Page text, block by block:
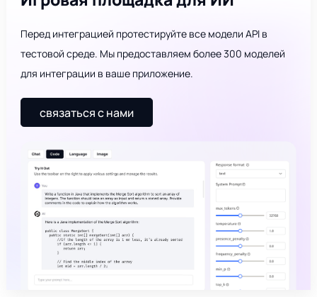
Перед интеграцией протестируйте все модели API в
тестовой среде. Мы предоставляем более 300 моделей
для интеграции в ваше приложение.
связаться с нами